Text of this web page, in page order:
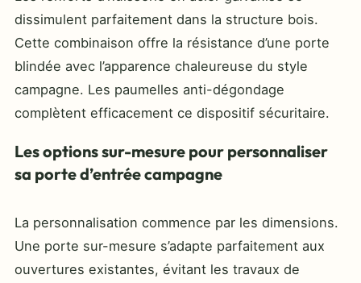
dissimulent parfaitement dans la structure bois.
Cette combinaison offre la résistance d’une porte
blindée avec l’apparence chaleureuse du style
campagne. Les paumelles anti-dégondage
complètent efficacement ce dispositif sécuritaire.
Les options sur-mesure pour personnaliser
sa porte d’entrée campagne
La personnalisation commence par les dimensions.
Une porte sur-mesure s’adapte parfaitement aux
ouvertures existantes, évitant les travaux de